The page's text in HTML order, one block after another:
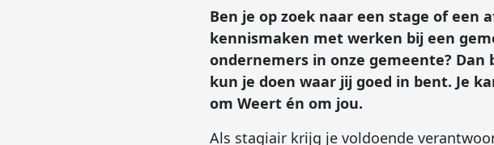
Ben je op zoek naar een stage of een
kennismaken met werken bij een
ondernemers in onze gemeente?
kun je doen waar jij goed in bent. Je
om Weert én om jou.
Als stagiair krijg je voldoende